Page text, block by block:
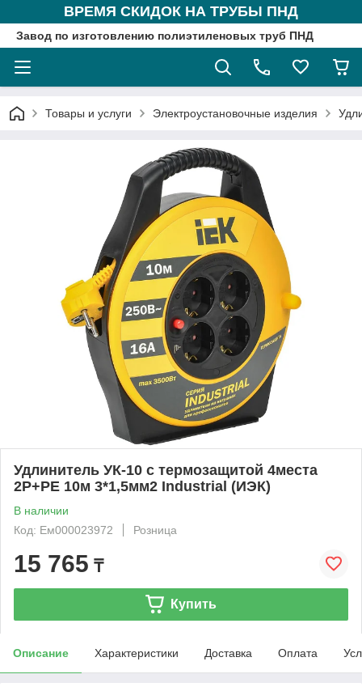
ВРЕМЯ СКИДОК НА ТРУБЫ ПНД
Завод по изготовлению полиэтиленовых труб ПНД
Товары и услуги Электроустановочные изделия
Удлинитель УК-10 с термозащитой 4места
2Р+РЕ 10м 3*1,5мм2 Industrial (ИЭК)
В наличии
Код: Ем000023972
Розница
15 765 ₸
Купить
Описание Характеристики Доставка Оплата